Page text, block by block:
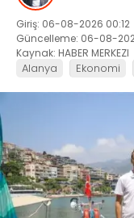
Giriş: 06-08-2026 00:12
Güncelleme: 06-08-
Kaynak: HABER MERKEZI
Alanya Ekonomi